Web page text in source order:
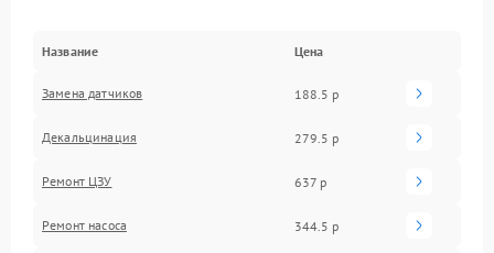
Название Цена
Замена датчиков 188.5 р
Декальцинация 279.5 р
Ремонт ЦЗУ 637 р
Ремонт насоса 344.5 р